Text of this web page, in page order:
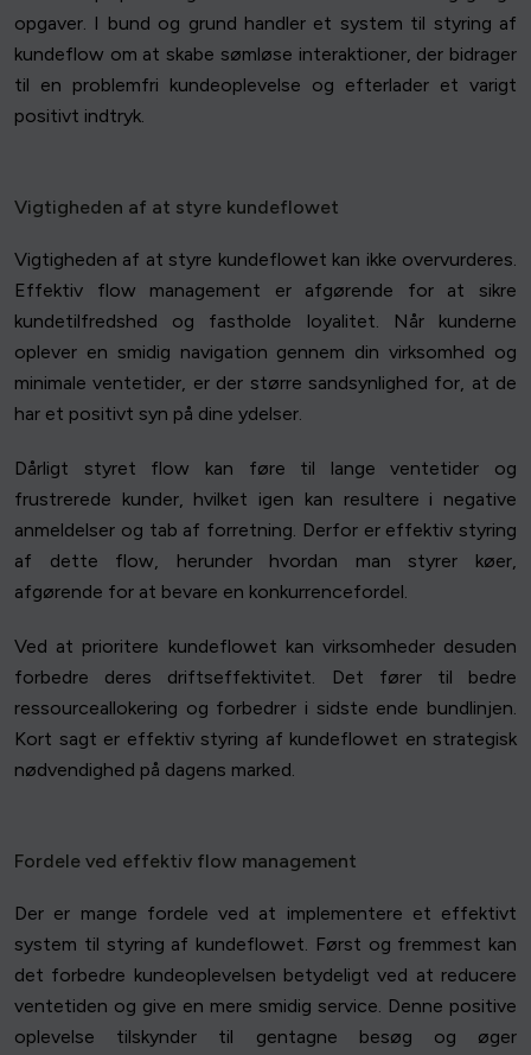
opgaver. I bund og grund handler et system til styring af
kundeflow om at skabe sømløse interaktioner, der bidrager
til en problemfri kundeoplevelse og efterlader et varigt
positivt indtryk.
Vigtigheden af at styre kundeflowet
Vigtigheden af at styre kundeflowet kan ikke overvurderes.
Effektiv flow management er afgørende for at sikre
kundetilfredshed og fastholde loyalitet. Når kunderne
oplever en smidig navigation gennem din virksomhed og
minimale ventetider, er der større sandsynlighed for, at de
har et positivt syn på dine ydelser.
Dårligt styret flow kan føre til lange ventetider og
frustrerede kunder, hvilket igen kan resultere i negative
anmeldelser og tab af forretning. Derfor er effektiv styring
af dette flow, herunder hvordan man styrer køer,
afgørende for at bevare en konkurrencefordel.
Ved at prioritere kundeflowet kan virksomheder desuden
forbedre deres driftseffektivitet. Det fører til bedre
ressourceallokering og forbedrer i sidste ende bundlinjen.
Kort sagt er effektiv styring af kundeflowet en strategisk
nødvendighed på dagens marked.
Fordele ved effektiv flow management
Der er mange fordele ved at implementere et effektivt
system til styring af kundeflowet. Først og fremmest kan
det forbedre kundeoplevelsen betydeligt ved at reducere
ventetiden og give en mere smidig service. Denne positive
oplevelse tilskynder til gentagne besøg og øger